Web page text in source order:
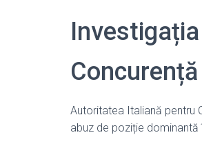
Concurență
Autoritatea Italiană pentru
abuz de poziție